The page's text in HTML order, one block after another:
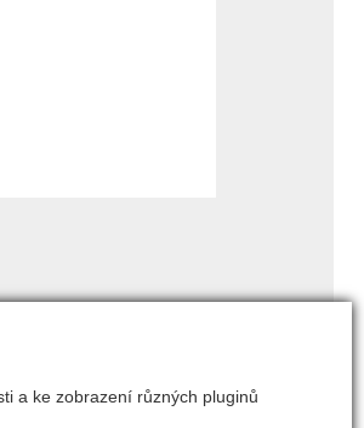
a ke zobrazení různých pluginů